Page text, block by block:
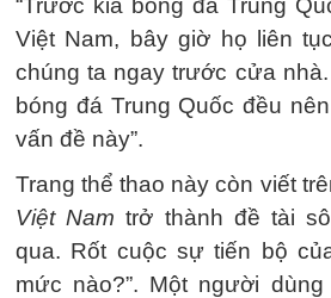
“Trước kia bóng đá Trung
Việt Nam, bây giờ họ liên
chúng ta ngay trước cửa
bóng đá Trung Quốc đều
vấn đề này”.
Trang thể thao này còn viết
Việt Nam trở thành đề tài
qua. Rốt cuộc sự tiến bộ
mức nào?”. Một người